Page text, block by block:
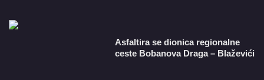
Asfaltira se dionica regionalne
ceste Bobanova Draga – Blaževići